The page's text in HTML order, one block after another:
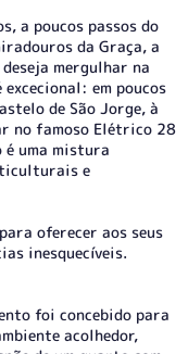
a poucos passos do
da Graça, a
mergulhar na
em poucos
de São Jorge, à
no famoso Elétrico 28
uma mistura
e
oferecer aos seus
inesquecíveis.
foi concebido para
acolhedor,